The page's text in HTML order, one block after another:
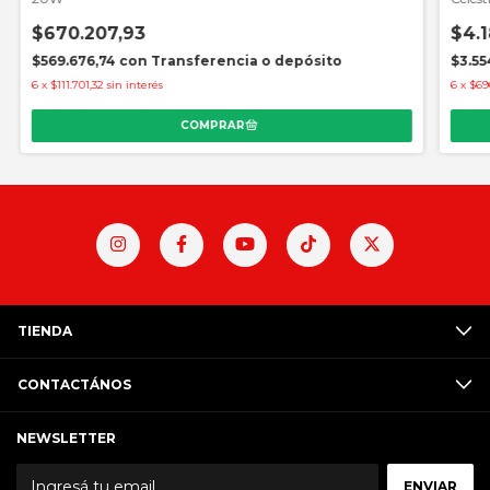
$670.207,93
$569.676,74 con Transferencia o depósito
6 x $111.701,32 sin interés 6 x
TIENDA
CONTACTÁNOS
NEWSLETTER